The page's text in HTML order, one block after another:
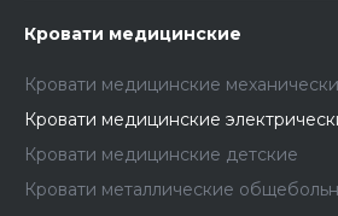
Кровати медицинские
Кровати медицинские
Кровати медицинские
Кровати медицинские детские
Кровати металлические